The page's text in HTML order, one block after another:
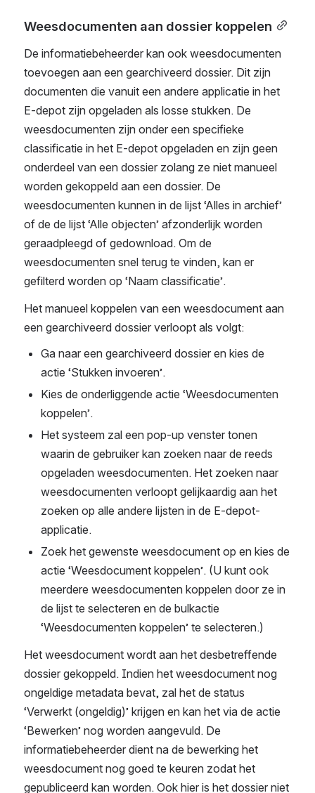
Weesdocumenten aan dossier koppelen
De informatiebeheerder kan ook weesdocumenten
toevoegen aan een gearchiveerd dossier. Dit zijn
documenten die vanuit een andere applicatie in het
E-depot zijn opgeladen als losse stukken. De
weesdocumenten zijn onder een specifieke
classificatie in het E-depot opgeladen en zijn geen
onderdeel van een dossier zolang ze niet manueel
worden gekoppeld aan een dossier. De
weesdocumenten kunnen in de lijst ‘Alles in archief’
of de de lijst ‘Alle objecten’ afzonderlijk worden
geraadpleegd of gedownload. Om de
weesdocumenten snel terug te vinden, kan er
gefilterd worden op ‘Naam classificatie’.
Het manueel koppelen van een weesdocument aan
een gearchiveerd dossier verloopt als volgt:
Ga naar een gearchiveerd dossier en kies de
actie ‘Stukken invoeren’.
Kies de onderliggende actie ‘Weesdocumenten
koppelen’.
Het systeem zal een pop-up venster tonen
waarin de gebruiker kan zoeken naar de reeds
opgeladen weesdocumenten. Het zoeken naar
weesdocumenten verloopt gelijkaardig aan het
zoeken op alle andere lijsten in de E-depot-
applicatie.
Zoek het gewenste weesdocument op en kies de
actie ‘Weesdocument koppelen’. (U kunt ook
meerdere weesdocumenten koppelen door ze in
de lijst te selecteren en de bulkactie
‘Weesdocumenten koppelen’ te selecteren.)
Het weesdocument wordt aan het desbetreffende
dossier gekoppeld. Indien het weesdocument nog
ongeldige metadata bevat, zal het de status
‘Verwerkt (ongeldig)’ krijgen en kan het via de actie
‘Bewerken’ nog worden aangevuld. De
informatiebeheerder dient na de bewerking het
weesdocument nog goed te keuren zodat het
gepubliceerd kan worden. Ook hier is het dossier niet